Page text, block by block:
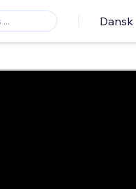
Dansk